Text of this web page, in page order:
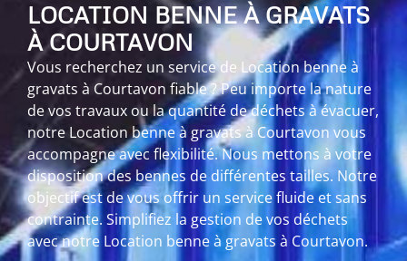
LOCATION BENNE À GRAVATS
À COURTAVON
Vous recherchez un service de Location benne à
gravats à Courtavon fiable ? Peu importe la nature
de vos travaux ou la quantité de déchets à évacuer,
notre Location benne à gravats à Courtavon vous
accompagne avec flexibilité. Nous mettons à votre
disposition des bennes de différentes tailles. Notre
objectif est de vous offrir un service fluide et sans
contrainte. Simplifiez la gestion de vos déchets
avec notre Location benne à gravats à Courtavon.